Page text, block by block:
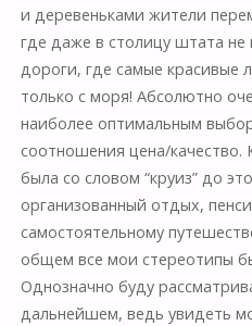
и деревеньками жители
где даже в столицу штата
дороги, где самые красивые
только с моря! Абсолютно
наиболее оптимальным
соотношения цена/качество.
была со словом “круиз” до
организованный отдых,
самостоятельному
общем все мои стереотипы
Однозначно буду
дальнейшем, ведь увидеть